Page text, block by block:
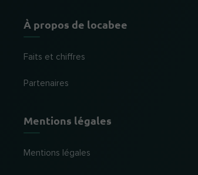
À propos de locabee
Faits et chiffres
Partenaires
Mentions légales
Mentions légales